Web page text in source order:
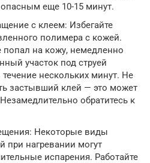
опасным еще 10-15 минут.
с клеем: Избегайте
полимера с кожей.
попал на кожу, немедленно
участок под струей
нескольких минут. Не
застывший клей — это может
обратитесь к
Некоторые виды
при нагревании могут
испарения. Работайте